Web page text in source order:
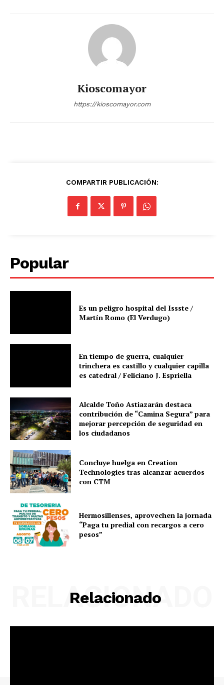
Kioscomayor
https://kioscomayor.com
COMPARTIR PUBLICACIÓN:
Popular
Es un peligro hospital del Issste /
Martín Romo (El Verdugo)
En tiempo de guerra, cualquier
trinchera es castillo y cualquier capilla
es catedral / Feliciano J. Espriella
Alcalde Toño Astiazarán destaca
contribución de “Camina Segura” para
mejorar percepción de seguridad en
los ciudadanos
Concluye huelga en Creation
Technologies tras alcanzar acuerdos
con CTM
Hermosillenses, aprovechen la jornada
“Paga tu predial con recargos a cero
pesos”
Relacionado
RELACIONADO